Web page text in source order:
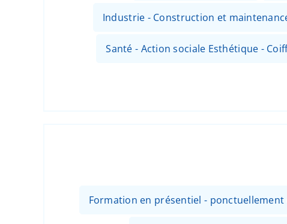
Industrie - Construction et
Santé - Action sociale Esthétique -
Formation en présentiel - ponctuellement